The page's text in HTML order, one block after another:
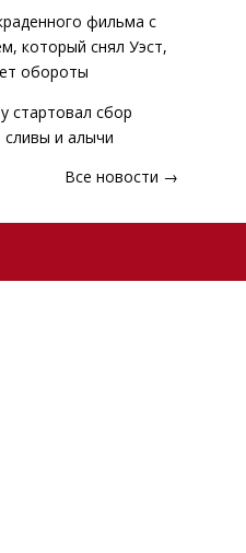
фильма с
который снял Уэст,
обороты
стартовал сбор
и алычи
Все новости →